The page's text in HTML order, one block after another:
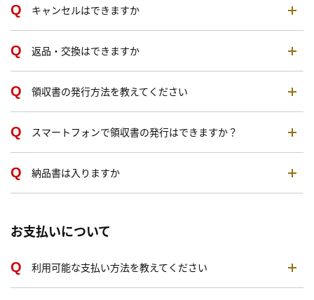
キャンセルはできますか
返品・交換はできますか
領収書の発行方法を教えてください
スマートフォンで領収書の発行はできますか？
納品書は入りますか
お支払いについて
利用可能な支払い方法を教えてください